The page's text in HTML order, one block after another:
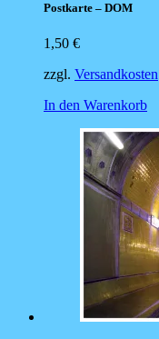
Postkarte – DOM
1,50 €
zzgl. Versandkosten
In den Warenkorb